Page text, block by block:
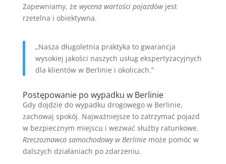
Zapewniamy, że wycena wartości pojazdówjest
rzetelna i obiektywna.
„Nasza długoletnia praktyka to gwarancja
wysokiej jakości naszych usług ekspertyzacyjnych
dla klientów w Berlinie i okolicach.”
Postępowanie po wypadku w Berlinie
Gdy dojdzie do wypadku drogowego w Berlinie,
zachowaj spokój. Najważniejsze to zatrzymać pojazd
w bezpiecznym miejscu i wezwać służby ratunkowe.
Rzeczoznawca samochodowy w Berliniemoże pomóc w
dalszych działaniach po zdarzeniu.